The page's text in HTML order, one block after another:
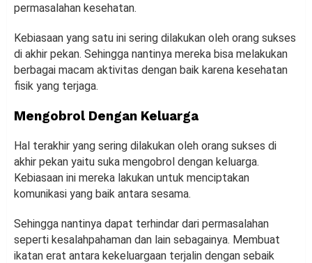
permasalahan kesehatan.
Kebiasaan yang satu ini sering dilakukan oleh orang sukses
di akhir pekan. Sehingga nantinya mereka bisa melakukan
berbagai macam aktivitas dengan baik karena kesehatan
fisik yang terjaga.
Mengobrol Dengan Keluarga
Hal terakhir yang sering dilakukan oleh orang sukses di
akhir pekan yaitu suka mengobrol dengan keluarga.
Kebiasaan ini mereka lakukan untuk menciptakan
komunikasi yang baik antara sesama.
Sehingga nantinya dapat terhindar dari permasalahan
seperti kesalahpahaman dan lain sebagainya. Membuat
ikatan erat antara kekeluargaan terjalin dengan sebaik